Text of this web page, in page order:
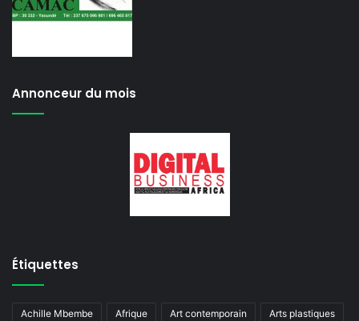
Annonceur du mois
Étiquettes
Achille Mbembe Afrique Art contemporain Arts plastiques